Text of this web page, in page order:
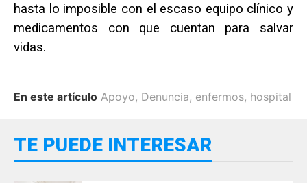
hasta lo imposible con el escaso equipo clínico y
medicamentos con que cuentan para salvar
vidas.
En este artículo Apoyo, Denuncia, enfermos, hospital
TE PUEDE INTERESAR